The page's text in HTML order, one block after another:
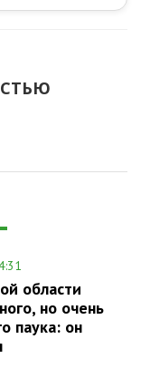
области
но очень
паука: он